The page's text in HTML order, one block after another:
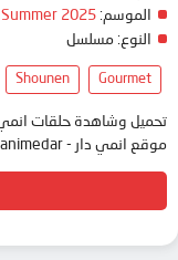
الموسم: Summer 2025
النوع: مسلسل
Gourmet
Shounen
موقع انمي دار - animedar